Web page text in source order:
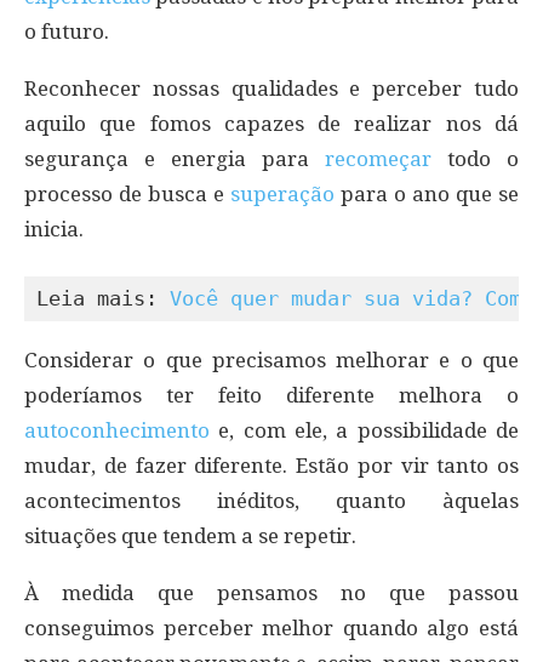
o futuro.
Reconhecer nossas qualidades e perceber tudo
aquilo que fomos capazes de realizar nos dá
segurança e energia para recomeçar todo o
processo de busca e superação para o ano que se
inicia.
Leia mais: Você quer mudar sua vida?
Considerar o que precisamos melhorar e o que
poderíamos ter feito diferente melhora o
autoconhecimento e, com ele, a possibilidade de
mudar, de fazer diferente. Estão por vir tanto os
acontecimentos inéditos, quanto àquelas
situações que tendem a se repetir.
À medida que pensamos no que passou
conseguimos perceber melhor quando algo está